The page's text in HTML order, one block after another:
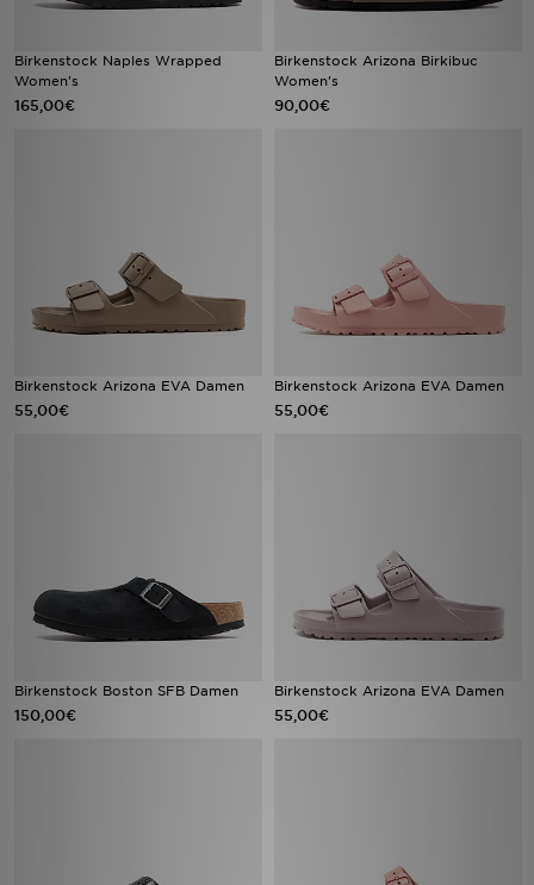
Birkenstock Naples Wrapped
Women's
165,00€
Birkenstock Arizona Birkibuc
Women's
90,00€
Birkenstock Arizona EVA Damen
55,00€
Birkenstock Arizona EVA Damen
55,00€
Birkenstock Boston SFB Damen
150,00€
Birkenstock Arizona EVA Damen
55,00€